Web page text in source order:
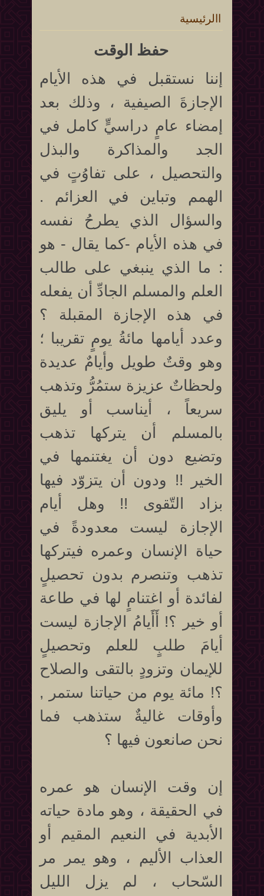
االرئيسية
حفظ الوقت
إننا نستقبل في هذه الأيام
الإجازةَ الصيفية ، وذلك بعد
إمضاء عامٍ دراسيٍّ كامل في
الجد والمذاكرة والبذل
والتحصيل ، على تفاوُتٍ في
الهمم وتباين في العزائم .
والسؤال الذي يطرحُ نفسه
في هذه الأيام -كما يقال - هو
: ما الذي ينبغي على طالب
العلم والمسلم الجادِّ أن يفعله
في هذه الإجازة المقبلة ؟
وعدد أيامها مائةُ يومٍ تقريبا ؛
وهو وقتٌ طويل وأيامٌ عديدة
ولحظاتٌ عزيزة ستمُرُّ وتذهب
سريعاً ، أيناسب أو يليق
بالمسلم أن يتركها تذهب
وتضيع دون أن يغتنمها في
الخير !! ودون أن يتزوّد فيها
بزاد التّقوى !! وهل أيام
الإجازة ليست معدودةً في
حياة الإنسان وعمره فيتركها
تذهب وتنصرم بدون تحصيلٍ
لفائدة أو اغتنامٍ لها في طاعة
أو خير ؟! أَأَيامُ الإجازة ليست
أيامَ طلبٍ للعلم وتحصيلٍ
للإيمان وتزودٍ بالتقى والصلاح
؟! مائة يوم من حياتنا ستمر ,
وأوقات غاليةٌ ستذهب فما
نحن صانعون فيها ؟
إن وقت الإنسان هو عمره
في الحقيقة ، وهو مادة حياته
الأبدية في النعيم المقيم أو
العذاب الأليم ، وهو يمر مر
السّحاب ، لم يزل الليل